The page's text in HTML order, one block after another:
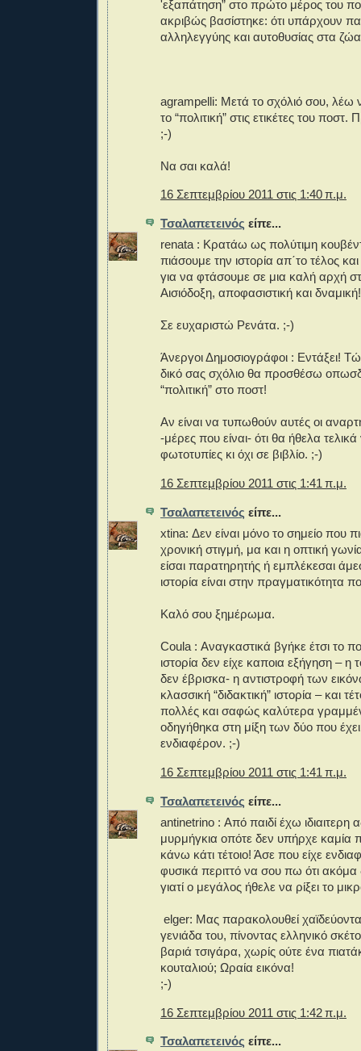
'εξαπάτηση” στο πρώτο μέρος του
ακριβώς βασίστηκε: ότι υπάρχουν
αλληλεγγύης και αυτοθυσίας στα
agrampelli: Μετά το σχόλιό σου, λέω
το “πολιτική” στις ετικέτες του
;-)
Να σαι καλά!
16 Σεπτεμβρίου 2011 στις 1:40 π.μ.
Τσαλαπετεινός είπε...
renata : Κρατάω ως πολύτιμη
πιάσουμε την ιστορία απ΄το τέλος
για να φτάσουμε σε μια καλή αρχή
Αισιόδοξη, αποφασιστική και δναμική!
Σε ευχαριστώ Ρενάτα. ;-)
Άνεργοι Δημοσιογράφοι : Εντάξει!
δικό σας σχόλιο θα προσθέσω
“πολιτική” στο ποστ!
Αν είναι να τυπωθούν αυτές οι
-μέρες που είναι- ότι θα ήθελα τελικά
φωτοτυπίες κι όχι σε βιβλίο. ;-)
16 Σεπτεμβρίου 2011 στις 1:41 π.μ.
Τσαλαπετεινός είπε...
xtina: Δεν είναι μόνο το σημείο που
χρονική στιγμή, μα και η οπτική
είσαι παρατηρητής ή εμπλέκεσαι
ιστορία είναι στην πραγματικότητα
Καλό σου ξημέρωμα.
Coula : Αναγκαστικά βγήκε έτσι το
ιστορία δεν είχε καποια εξήγηση – η
δεν έβρισκα- η αντιστροφή των
κλασσική “διδακτική” ιστορία – και
πολλές και σαφώς καλύτερα
οδηγήθηκα στη μίξη των δύο που
ενδιαφέρον. ;-)
16 Σεπτεμβρίου 2011 στις 1:41 π.μ.
Τσαλαπετεινός είπε...
antinetrino : Από παιδί έχω ιδιαιτερη
μυρμήγκια οπότε δεν υπήρχε καμία
κάνω κάτι τέτοιο! Άσε που είχε
φυσικά περιττό να σου πω ότι
γιατί ο μεγάλος ήθελε να ρίξει το
elger: Μας παρακολουθεί
γενιάδα του, πίνοντας ελληνικό
βαριά τσιγάρα, χωρίς ούτε ένα
κουταλιού; Ωραία εικόνα!
;-)
16 Σεπτεμβρίου 2011 στις 1:42 π.μ.
Τσαλαπετεινός είπε...